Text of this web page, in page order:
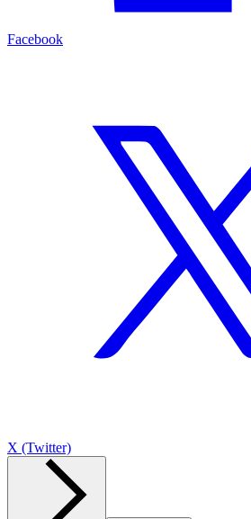
Facebook
X (Twitter)